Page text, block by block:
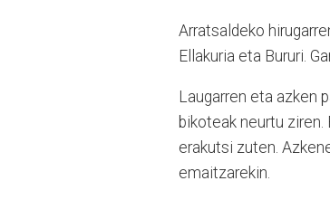
Arratsaldeko
Ellakuria eta Bururi.
Laugarren eta azken
bikoteak neurtu
erakutsi zuten.
emaitzarekin.